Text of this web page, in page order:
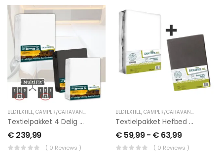
BEDTEXTIEL, CAMPER/CARAVAN TEXTIEL LENGTEBED,TUSSENHOESLAKENS
Textielpakket 4 Delig Met Midden Matras -2 Hoeslakenset(4 Delig) En 1 Moltonset(4 Delig)
€ 239,99
( 0 Reviews )
BEDTEXTIEL, CAMPER/CARAVAN TEXTIEL
Textielpakket Hefbed 1 Molton + 1 Jersey Hoeslaken
€ 59,99 - € 63,99
( 0 Reviews )